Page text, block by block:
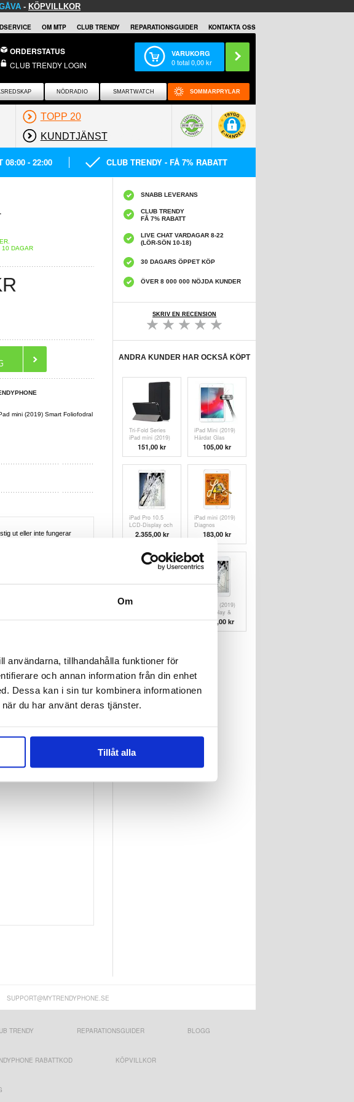
Om
användarna, tillhandahålla funktioner för
och annan information från din enhet
Dessa kan i sin tur kombinera informationen
du har använt deras tjänster.
Tillåt alla
- KÖPVILLKOR
OM MTP CLUB TRENDY REPARATIONSGUIDER KONTAKTA OSS
ORDERSTATUS
CLUB TRENDY LOGIN
VARUKORG
0total0,00kr
NÖDRADIO SMARTWATCH SOMMARPRYLAR
TOPP 20
KUNDTJÄNST
08:00 - 22:00 CLUB TRENDY - FÅ 7% RABATT
10 DAGAR
mini (2019) Smart Foliofodral
ut eller inte fungerar
säker lagning till en låg
SNABB LEVERANS
CLUB TRENDY
FÅ 7% RABATT
LIVE CHAT VARDAGAR 8-22
(LÖR-SÖN 10-18)
30 DAGARS ÖPPET KÖP
ÖVER 8 000 000 NÖJDA KUNDER
SKRIV EN RECENSION
ANDRA KUNDER HAR OCKSÅ KÖPT
Tri-Fold Series
iPad mini (2019)
Smart Foliofodral
- Svart
151,00 kr
iPad Mini (2019)
Härdat Glas
Skärmskydd - 9H
- Genomskinlig
105,00 kr
iPad Pro 10.5
LCD-Display och
Glasreparation -
Vit -
2.355,00kr
iPad mini (2019)
Diagnos
183,00 kr
iPad mini (2019)
iPad mini (2019)
LCD-display &
Pekskärm
Reparation - Vit
1.497,00kr
SUPPORT@MYTRENDYPHONE.SE
TRENDY REPARATIONSGUIDER BLOGG
RABATTKOD KÖPVILLKOR